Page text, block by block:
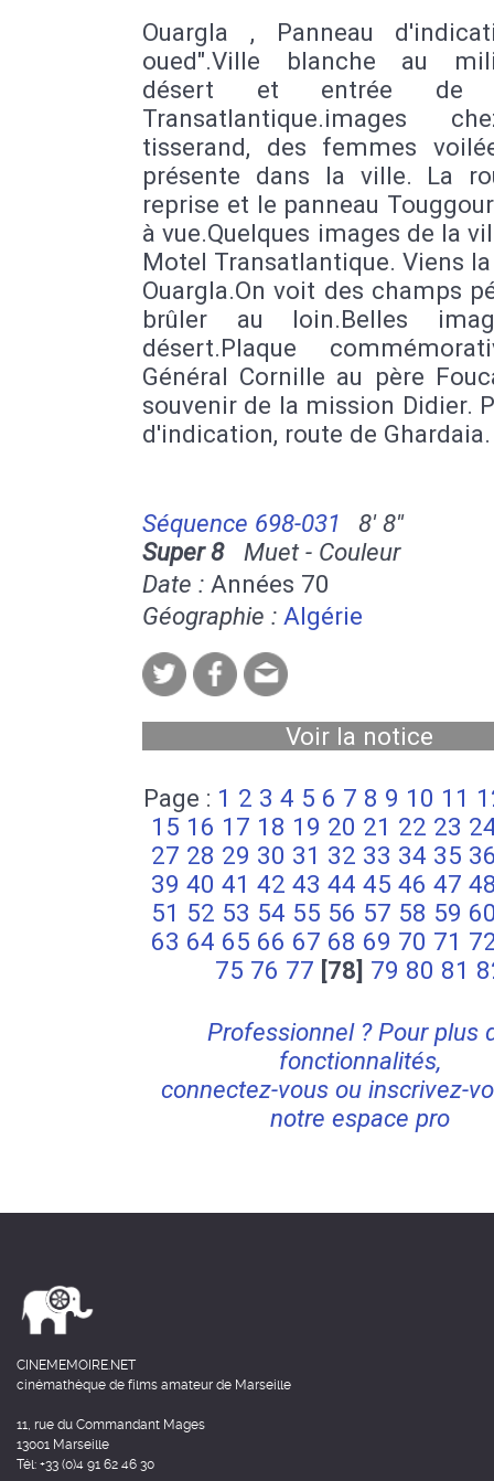
Ouargla , Panneau
oued".Ville blanche au
désert et entrée de
Transatlantique.images
tisserand, des femmes
présente dans la ville. La
reprise et le panneau
à vue.Quelques images de la
Motel Transatlantique. Viens
Ouargla.On voit des champs
brûler au loin.Belles
désert.Plaque
Général Cornille au père
souvenir de la mission Didier.
d'indication, route de Ghardaia.
Séquence 698-031
8' 8''
Super 8Muet - Couleur
Date : Années 70
Géographie : Algérie
Voir la notice
Page : 1 2 3 4 5 6 7 8 9 10 11
15 16 17 18 19 20 21 22 23
27 28 29 30 31 32 33 34 35
39 40 41 42 43 44 45 46 47
51 52 53 54 55 56 57 58 59
63 64 65 66 67 68 69 70 71
75 76 77 [78] 79 80 81
Professionnel ? Pour plus
fonctionnalités,
connectez-vous ou inscrivez-
notre espace pro
CINEMEMOIRE.NET
cinémathèque de films amateur de Marseille
11, rue du Commandant Mages
13001 Marseille
Tél: +33 (0)4 91 62 46 30